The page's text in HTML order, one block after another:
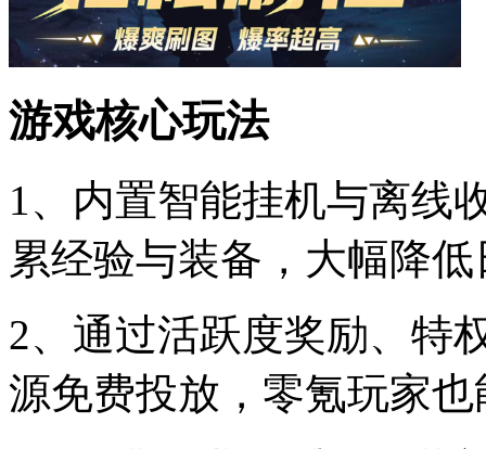
游戏核心玩法
1、内置智能挂机与离线
累经验与装备，大幅降
2、通过活跃度奖励、特
源免费投放，零氪玩家